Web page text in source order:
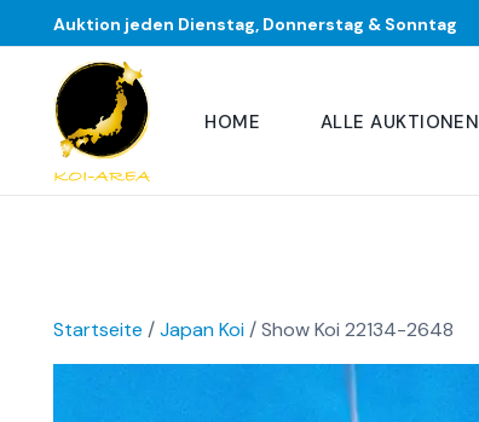
Auktion jeden Dienstag, Donnerstag & Sonntag
HOME ALLE AUKTIONEN
Startseite /Japan Koi/ Show Koi 22134-2648